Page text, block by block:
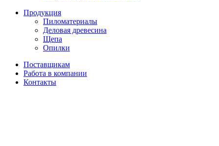
Продукция
Пиломатериалы
Деловая древесина
Щепа
Опилки
Поставщикам
Работа в компании
Контакты